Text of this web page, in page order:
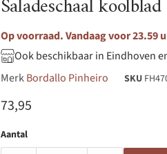
Saladeschaal
Op voorraad. Vandaag voor 23.59
Ook beschikbaar in Eindhoven
MerkBordallo Pinheiro SKU
Huidige prijs
73,95
Aantal